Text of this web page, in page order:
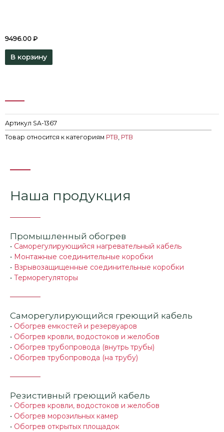
9496.00 ₽
В корзину
Артикул SA-1367
Товар относится к категориям РТВ РТВ
Наша продукция
Промышленный обогрев
• Саморегулирующийся нагревательный кабель
• Монтажные соединительные коробки
• Взрывозащищенные соединительные коробки
• Терморегуляторы
Саморегулирующийся греющий кабель
• Обогрев емкостей и резервуаров
• Обогрев кровли, водостоков и желобов
• Обогрев трубопровода (внутрь трубы)
• Обогрев трубопровода (на трубу)
Резистивный греющий кабель
• Обогрев кровли, водостоков и желобов
• Обогрев морозильных камер
• Обогрев открытых площадок